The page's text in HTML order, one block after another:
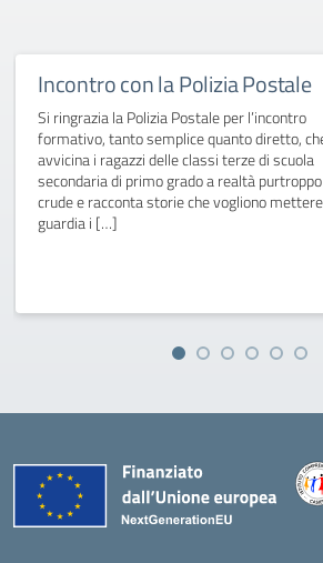
Incontro con la Polizia Postale
Si ringrazia la Polizia Postale per l’incontro
formativo, tanto semplice quanto diretto,
avvicina i ragazzi delle classi terze di scuola
secondaria di primo grado a realtà purtroppo
crude e racconta storie che vogliono
guardia i […]